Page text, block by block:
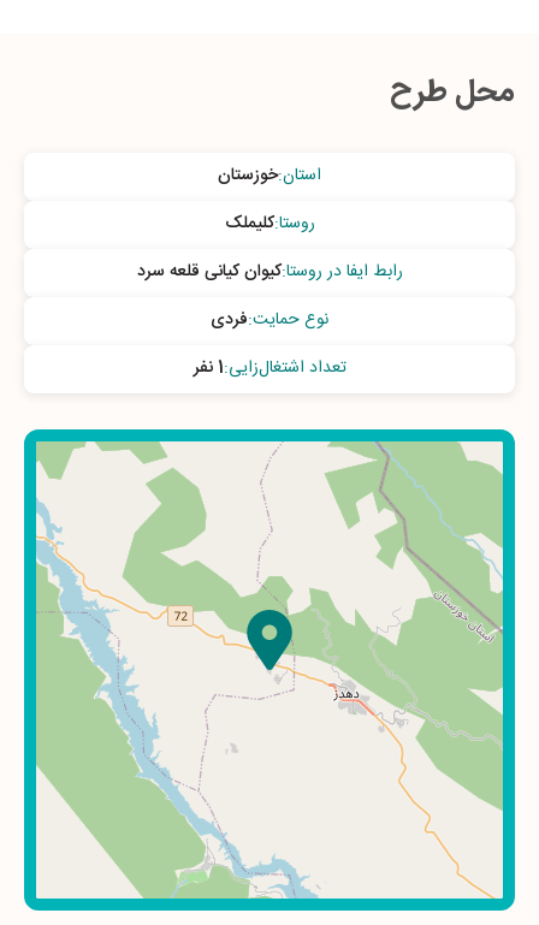
محل طرح
استان:خوزستان
روستا:کلیملک
رابط ایفا در روستا:کیوان کیانی قلعه سرد
نوع حمایت:فردی
تعداد اشتغال‌زایی:1 نفر